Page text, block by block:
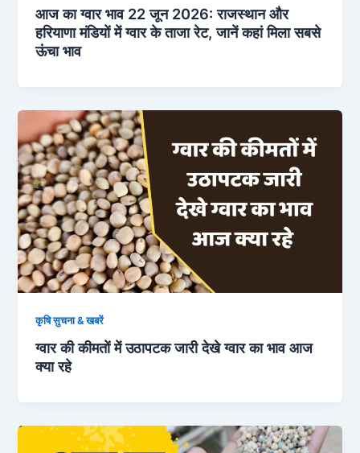
आज का ग्वार भाव 22 जून 2026: राजस्थान और
हरियाणा मंडियों में ग्वार के ताजा रेट, जानें कहां मिला सबसे
ऊंचा भाव
कृषि सुचना & खबरें
ग्वार की कीमतों में उठापटक जारी देखे ग्वार का भाव आज
क्या रहे